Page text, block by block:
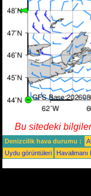
Bu sitedeki
Denizcilik hava durumu :
Uydu görüntüleri